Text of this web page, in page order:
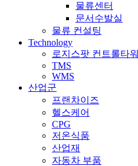
물류센터
문서수발실
물류 컨설팅
Technology
로지스팟 컨트롤타워
TMS
WMS
산업군
프랜차이즈
헬스케어
CPG
저온식품
산업재
자동차 부품